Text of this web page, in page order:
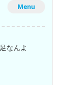
Menu
なんよ